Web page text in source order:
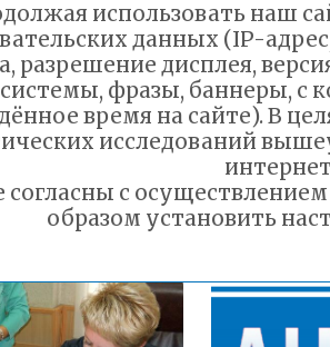
льготного
семей
по вопросам школьного
образования и тел 32-41-13
рисунков
ладошках»
25.09.2018 14:06
использовать наш
данных (IP-
разрешение дисплея,
фразы, баннеры, с
время на сайте). В
исследований
согласны с
образом установить